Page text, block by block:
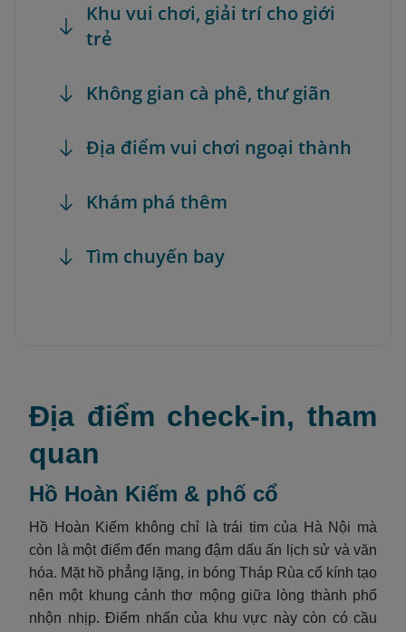
Khu vui chơi, giải trí cho giới
trẻ
Không gian cà phê, thư giãn
Địa điểm vui chơi ngoại thành
Khám phá thêm
Tìm chuyến bay
Địa điểm check-in, tham
quan
Hồ Hoàn Kiếm & phố cổ
Hồ Hoàn Kiếm không chỉ là trái tim của Hà Nội mà
còn là một điểm đến mang đậm dấu ấn lịch sử và văn
hóa. Mặt hồ phẳng lặng, in bóng Tháp Rùa cổ kính tạo
nên một khung cảnh thơ mộng giữa lòng thành phố
nhộn nhịp. Điểm nhấn của khu vực này còn có cầu